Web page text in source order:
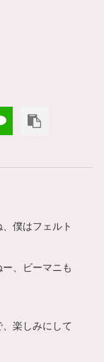
僕はフェルト
、ビーマニも
楽しみにして